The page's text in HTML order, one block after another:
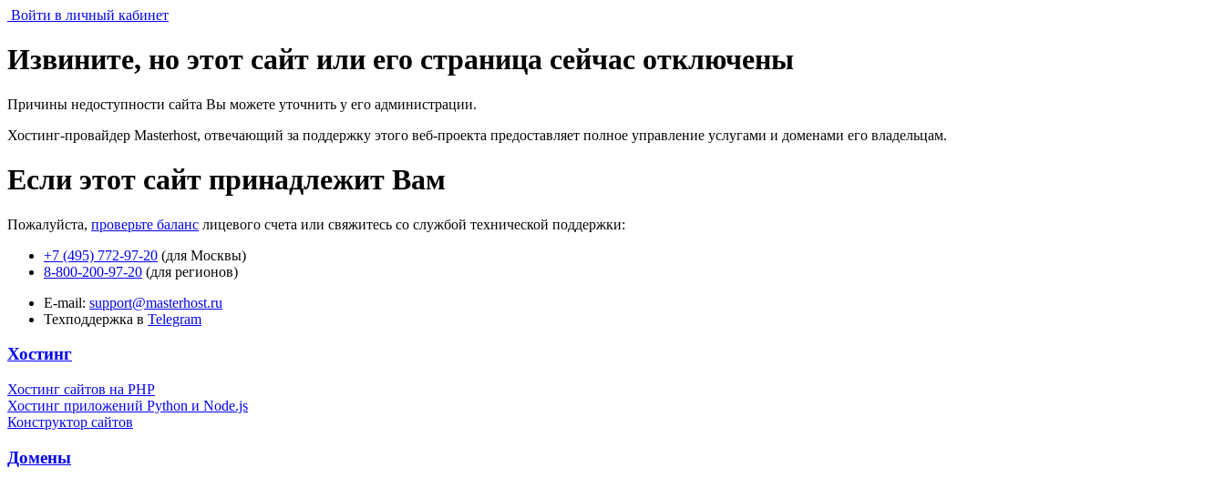
Войти в личный кабинет
Извините, но этот сайт или его страница сейчас отключены
Причины недоступности сайта Вы можете уточнить у его администрации.
Хостинг-провайдер Masterhost, отвечающий за поддержку этого веб-проекта предоставляет полное управление услугами и доменами его владельцам.
Если этот сайт принадлежит Вам
Пожалуйста, проверьте баланс лицевого счета или свяжитесь со службой технической поддержки:
+7 (495) 772-97-20 (для Москвы)
8-800-200-97-20 (для регионов)
E-mail: support@masterhost.ru
Техподдержка в Telegram
Хостинг
Хостинг сайтов на PHP
Хостинг приложений Python и Node.js
Конструктор сайтов
Домены